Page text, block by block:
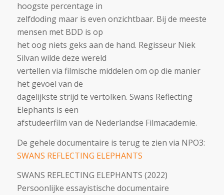
hoogste percentage in
zelfdoding maar is even onzichtbaar. Bij de meeste
mensen met BDD is op
het oog niets geks aan de hand. Regisseur Niek
Silvan wilde deze wereld
vertellen via filmische middelen om op die manier
het gevoel van de
dagelijkste strijd te vertolken. Swans Reflecting
Elephants is een
afstudeerfilm van de Nederlandse Filmacademie.
De gehele documentaire is terug te zien via NPO3:
SWANS REFLECTING ELEPHANTS
SWANS REFLECTING ELEPHANTS (2022)
Persoonlijke essayistische documentaire